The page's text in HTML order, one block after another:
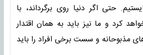
حتی اگر دنیا روی برگرداند، با
کرد و ما نیز باید به همان اقتدار
مذبوحانه و سست برخی افراد را باید